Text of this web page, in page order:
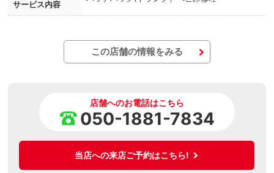
サービス内容
この店舗の情報をみる
店舗へのお電話はこちら
050-1881-7834
当店への来店ご予約はこちら!